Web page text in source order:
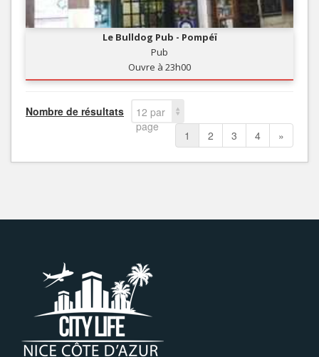
Le Bulldog Pub - Pompéï
Pub
Ouvre à 23h00
Nombre de résultats
12 par
page
1 2 3 4 »